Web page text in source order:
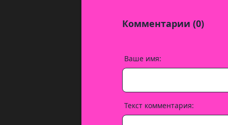
Комментарии (0)
Ваше имя:
Текст комментария: